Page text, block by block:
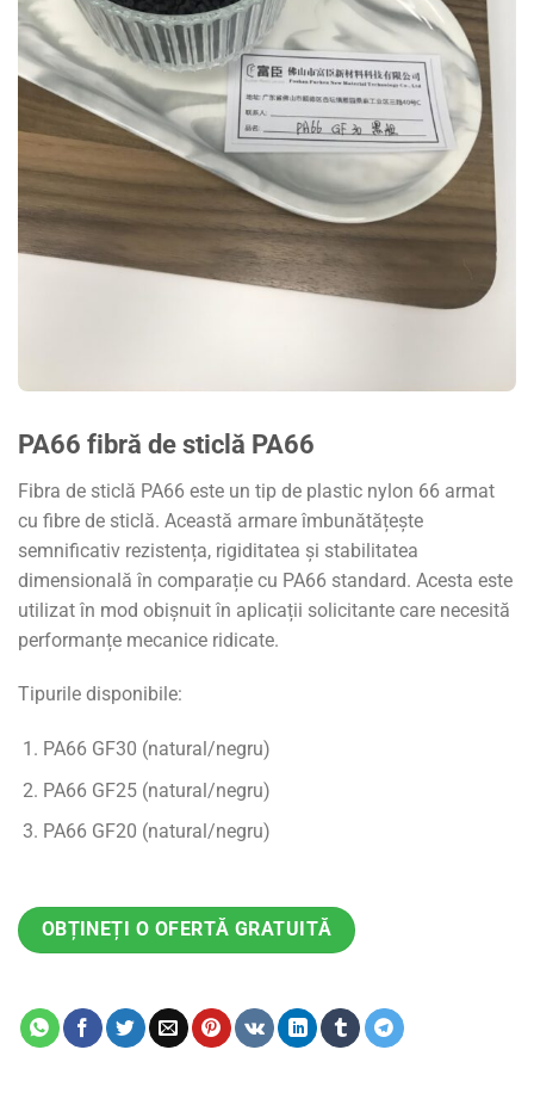
PA66 fibră de sticlă PA66
Fibra de sticlă PA66 este un tip de plastic nylon 66 armat
cu fibre de sticlă. Această armare îmbunătățește
semnificativ rezistența, rigiditatea și stabilitatea
dimensională în comparație cu PA66 standard. Acesta este
utilizat în mod obișnuit în aplicații solicitante care necesită
performanțe mecanice ridicate.
Tipurile disponibile:
PA66 GF30 (natural/negru)
PA66 GF25 (natural/negru)
PA66 GF20 (natural/negru)
OBȚINEȚI O OFERTĂ GRATUITĂ